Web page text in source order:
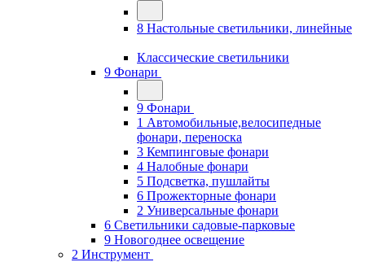
8 Настольные светильники, линейные
Классические светильники
9 Фонари
9 Фонари
1 Автомобильные,велосипедные
фонари, переноска
3 Кемпинговые фонари
4 Налобные фонари
5 Подсветка, пушлайты
6 Прожекторные фонари
2 Универсальные фонари
6 Светильники садовые-парковые
9 Новогоднее освещение
2 Инструмент